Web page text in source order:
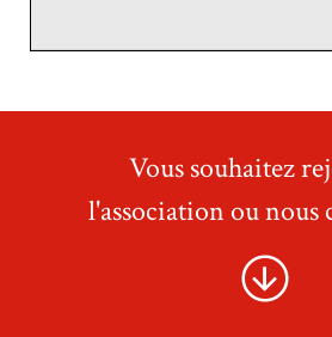
Vous souhaitez
l'association ou nous